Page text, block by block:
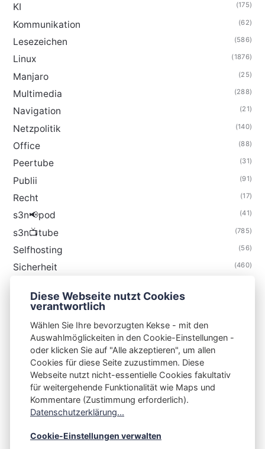
KI (175)
Kommunikation (62)
Lesezeichen (586)
Linux (1876)
Manjaro (25)
Multimedia (288)
Navigation (21)
Netzpolitik (140)
Office (88)
Peertube (31)
Publii (91)
Recht (17)
s3n📢pod (41)
s3n📺tube (785)
Selfhosting (56)
Sicherheit (460)
Thunderbird
S3N🧩NET
Integrating Open-Source Blog Network (iOSBN)
Impressum
Kontakt
Diese Webseite nutzt Cookies
verantwortlich
Wählen Sie Ihre bevorzugten Kekse - mit den
Auswahlmöglickeiten in den Cookie-Einstellungen -
oder klicken Sie auf "Alle akzeptieren", um allen
Cookies für diese Seite zuzustimmen. Diese
Webseite nutzt nicht-essentielle Cookies fakultativ
für weitergehende Funktionalität wie Maps und
Kommentare (Zustimmung erforderlich).
Datenschutzerklärung...
Cookie-Einstellungen verwalten